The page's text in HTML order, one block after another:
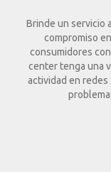
Brinde un servicio
compromiso
consumidores
center tenga una
actividad en